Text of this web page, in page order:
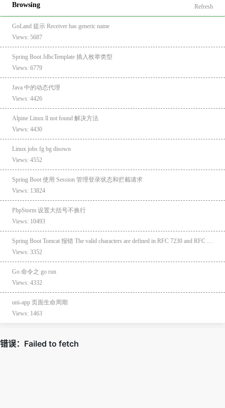
Browsing Refresh
GoLand 提示 Receiver has generic name
Views: 5687
Spring Boot JdbcTemplate 插入枚举类型
Views: 6779
Java 中的动态代理
Views: 4426
Alpine Linux ll not found 解决方法
Views: 4430
Linux jobs fg bg disown
Views: 4552
Spring Boot 使用 Session 管理登录状态和拦截请求
Views: 13824
PhpStorm 设置大括号不换行
Views: 10493
Views: 3352
Go 命令之 go run
Views: 4332
uni-app 页面生命周期
Views: 1463